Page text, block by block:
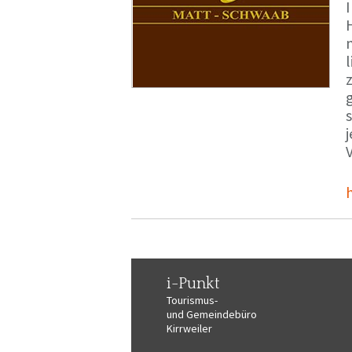
i-Punkt
Tourismus-
und Gemeindebüro
Kirrweiler